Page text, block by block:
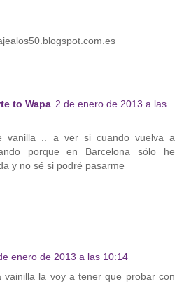
to Wapa 2 de enero de 2013 a las
vanilla .. a ver si cuando vuelva a
porque en Barcelona sólo he
y no sé si podré pasarme
enero de 2013 a las 10:14
vainilla la voy a tener que probar con